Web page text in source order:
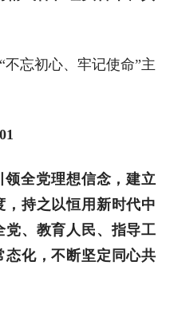
不忘初心、牢记使命”主
全党理想信念，建立
持之以恒用新时代中
党、教育人民、指导工
态化，不断坚定同心共